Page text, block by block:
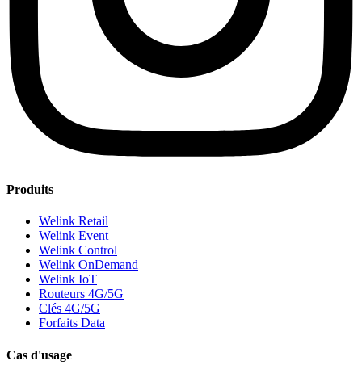
Produits
Welink Retail
Welink Event
Welink Control
Welink OnDemand
Welink IoT
Routeurs 4G/5G
Clés 4G/5G
Forfaits Data
Cas d'usage